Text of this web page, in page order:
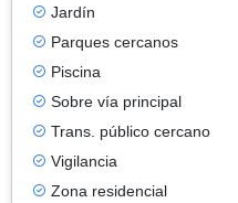
Jardín
Parques cercanos
Piscina
Sobre vía principal
Trans. público cercano
Vigilancia
Zona residencial